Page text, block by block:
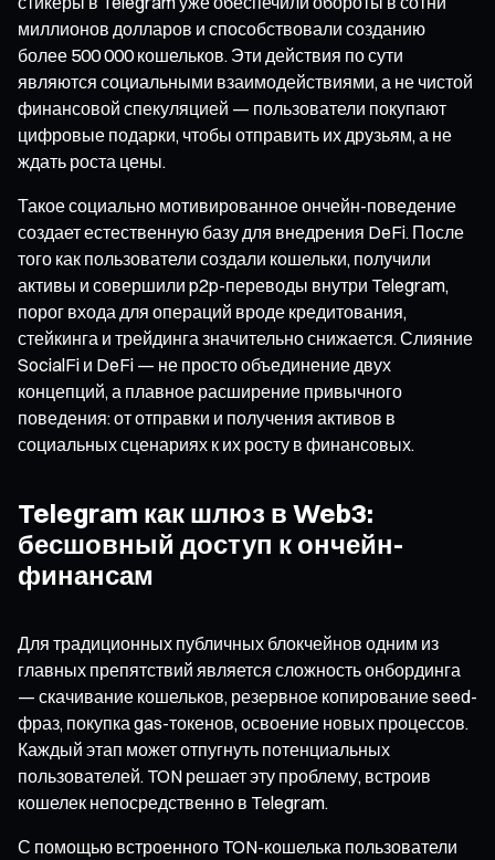
миллионов долларов и способствовали созданию
более 500 000 кошельков. Эти действия по сути
являются социальными взаимодействиями, а не чистой
финансовой спекуляцией — пользователи покупают
цифровые подарки, чтобы отправить их друзьям, а не
ждать роста цены.
Такое социально мотивированное ончейн-поведение
создает естественную базу для внедрения DeFi. После
того как пользователи создали кошельки, получили
активы и совершили p2p-переводы внутри Telegram,
порог входа для операций вроде кредитования,
стейкинга и трейдинга значительно снижается. Слияние
SocialFi и DeFi — не просто объединение двух
концепций, а плавное расширение привычного
поведения: от отправки и получения активов в
социальных сценариях к их росту в финансовых.
Telegram как шлюз в Web3:
бесшовный доступ к ончейн-
финансам
Для традиционных публичных блокчейнов одним из
главных препятствий является сложность онбординга
— скачивание кошельков, резервное копирование seed-
фраз, покупка gas-токенов, освоение новых процессов.
Каждый этап может отпугнуть потенциальных
пользователей. TON решает эту проблему, встроив
кошелек непосредственно в Telegram.
С помощью встроенного TON-кошелька пользователи